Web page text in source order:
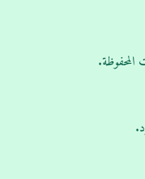
المحفوظة.